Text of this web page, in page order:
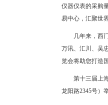
仪器仪表的采购
易中心，汇聚世
几年来，西
万讯、汇川、吴
览会将助您打造
第十三届上
龙阳路2345号）